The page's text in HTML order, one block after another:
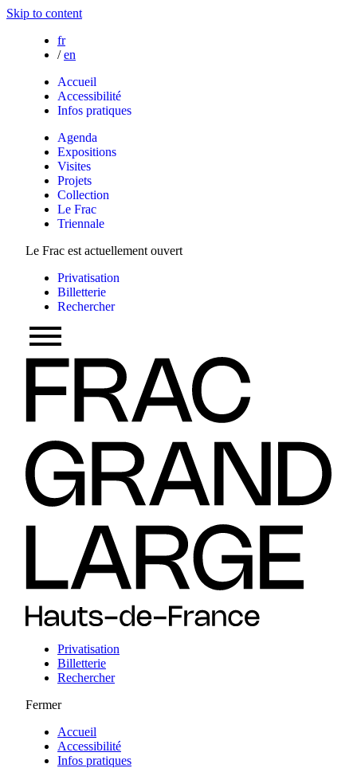
Skip to content
fr
/ en
Accueil
Accessibilité
Infos pratiques
Agenda
Expositions
Visites
Projets
Collection
Le Frac
Triennale
Le Frac est actuellement ouvert
Privatisation
Billetterie
Rechercher
Privatisation
Billetterie
Rechercher
Fermer
Accueil
Accessibilité
Infos pratiques